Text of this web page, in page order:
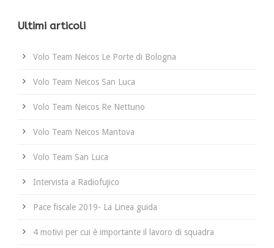
Ultimi articoli
Volo Team Neicos Le Porte di Bologna
Volo Team Neicos San Luca
Volo Team Neicos Re Nettuno
Volo Team Neicos Mantova
Volo Team San Luca
Intervista a Radiofujico
Pace fiscale 2019- La Linea guida
4 motivi per cui è importante il lavoro di squadra